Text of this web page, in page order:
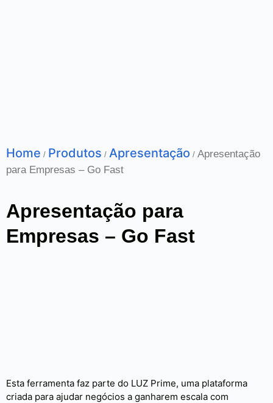
Home / Produtos / Apresentação / Apresentação
para Empresas – Go Fast
Apresentação para
Empresas – Go Fast
Esta ferramenta faz parte do LUZ Prime, uma plataforma
criada para ajudar negócios a ganharem escala com